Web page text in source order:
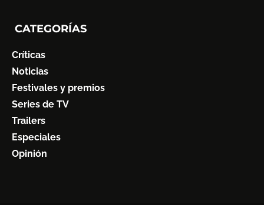
CATEGORÍAS
Críticas
Noticias
Festivales y premios
Series de TV
Trailers
Especiales
Opinión